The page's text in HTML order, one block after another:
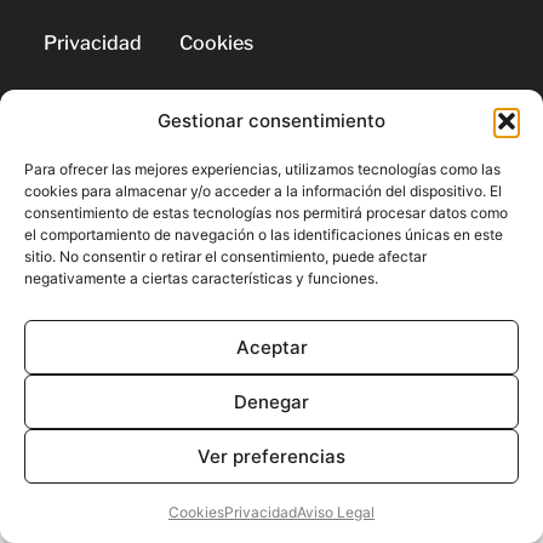
Gestionar consentimiento
Para ofrecer las mejores experiencias, utilizamos tecnologías como las
cookies para almacenar y/o acceder a la información del dispositivo. El
consentimiento de estas tecnologías nos permitirá procesar datos como
el comportamiento de navegación o las identificaciones únicas en este
sitio. No consentir o retirar el consentimiento, puede afectar
negativamente a ciertas características y funciones.
Aceptar
Denegar
Ver preferencias
CookiesPrivacidadAviso Legal
Privacidad Cookies
© 2026 | Todos los derechos